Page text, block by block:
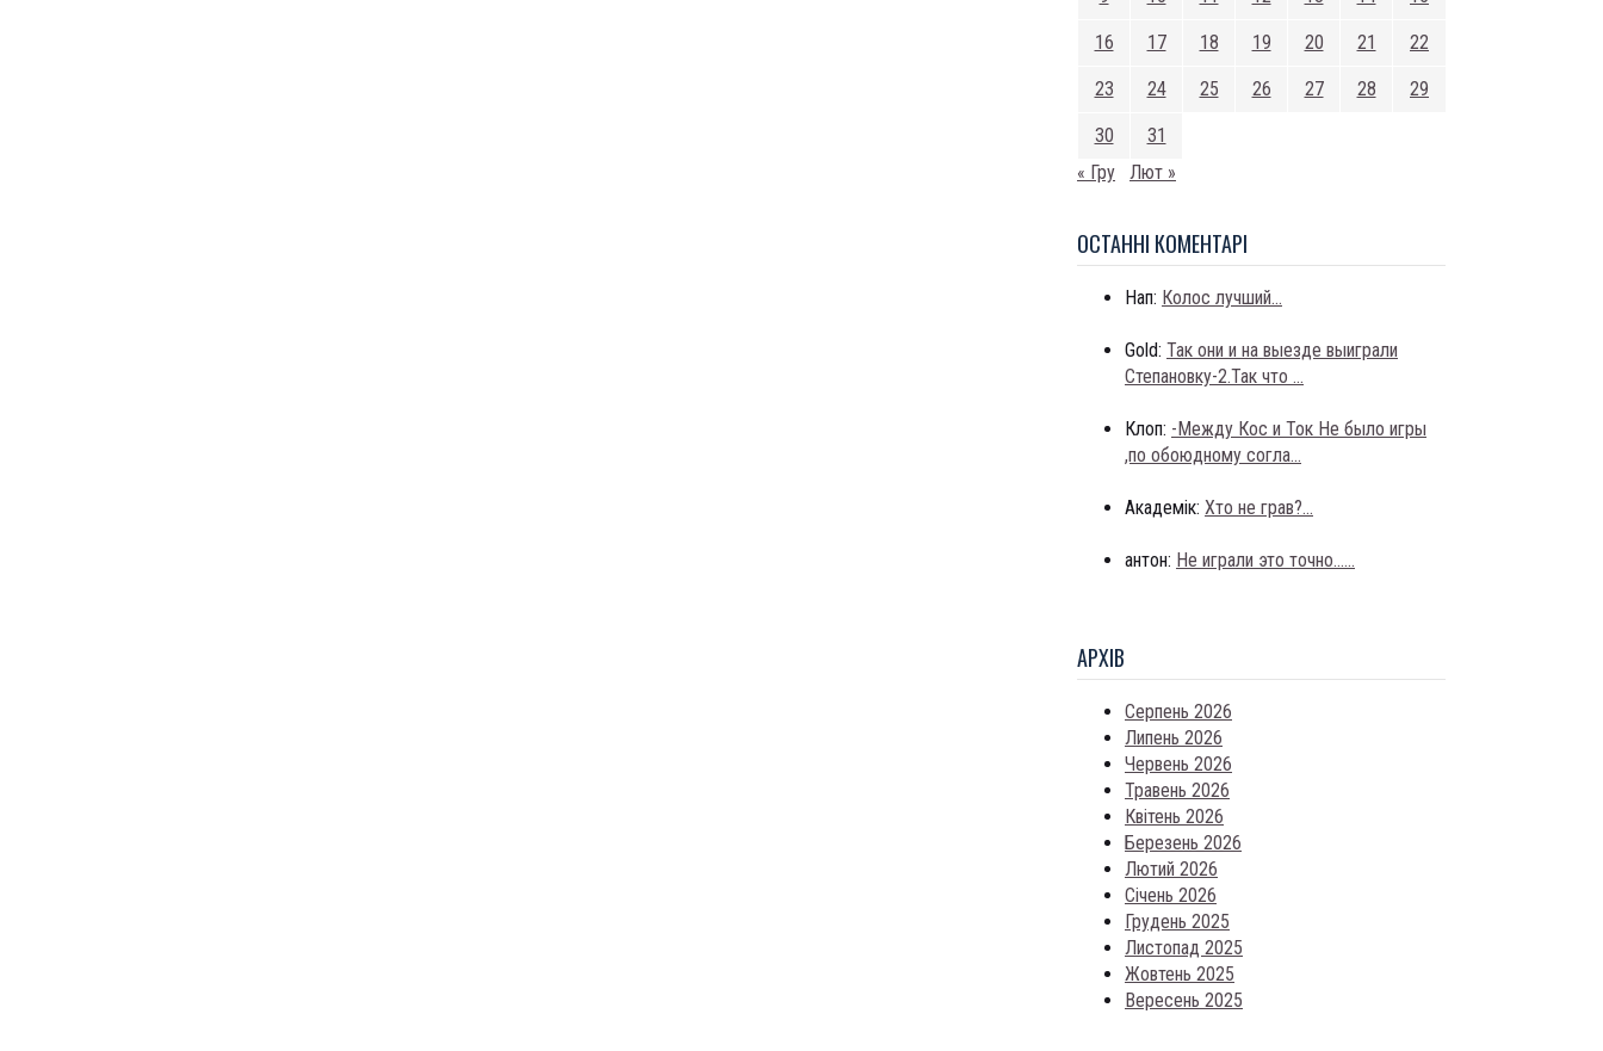
16 17 18 19 20 21 22
23 24 25 26 27 28 29
30
31
« Гру
Лют »
ОСТАННI КОМЕНТАРI
Нап: Колос лучший...
Gold: Так они и на выезде выиграли
Степановку-2.Так что ...
Клоп: -Между Кос и Ток Не было игры
,по обоюдному согла...
Академік: Хто не грав?...
антон: Не играли это точно......
АРХIВ
Серпень 2026
Липень 2026
Червень 2026
Травень 2026
Квітень 2026
Березень 2026
Лютий 2026
Січень 2026
Грудень 2025
Листопад 2025
Жовтень 2025
Вересень 2025